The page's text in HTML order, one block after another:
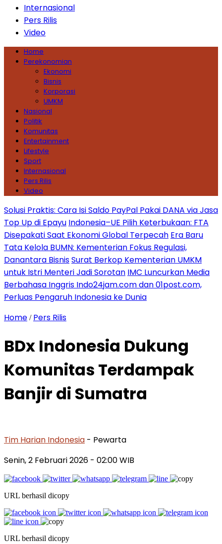
Internasional
Pers Rilis
Video
Home
Perekonomian
Ekonomi
Bisnis
Korporasi
UMKM
Nasional
Politik
Komunitas
Entertainment
Lifestyle
Sport
Internasional
Pers Rilis
Video
Solusi Praktis: Cara Isi Saldo PayPal Pakai DANA via Jasa
Top Up di Epayu Indonesia–UE Pilih Keterbukaan: FTA
Disepakati Saat Ekonomi Global Terpecah Era Baru
Tata Kelola BUMN: Kementerian Fokus Regulasi,
Danantara BisnisSurat Berkop Kementerian UMKM
untuk Istri Menteri Jadi Sorotan IMC Luncurkan Media
Berbahasa Inggris Indo24jam.com dan 01post.com,
Perluas Pengaruh Indonesia ke Dunia
Home / Pers Rilis
BDx Indonesia Dukung
Komunitas Terdampak
Banjir di Sumatra
Tim Harian Indonesia - Pewarta
Senin, 2 Februari 2026 - 02:00 WIB
URL berhasil dicopy
URL berhasil dicopy